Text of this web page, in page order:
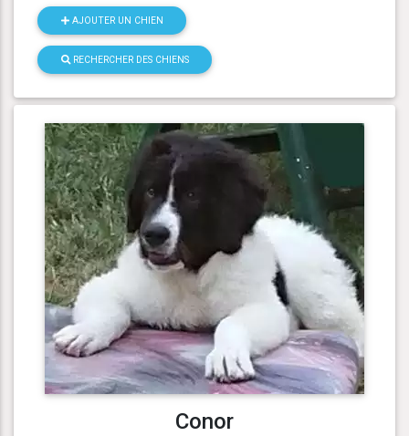
AJOUTER UN CHIEN
RECHERCHER DES CHIENS
Conor